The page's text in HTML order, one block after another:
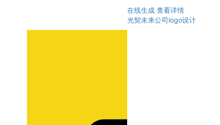
在线生成 查看详情
光契未来公司logo设计